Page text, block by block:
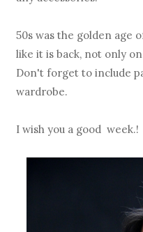
50s was the golden age
like it is back, not only
Don't forget to include
wardrobe.
I wish you a good week.!